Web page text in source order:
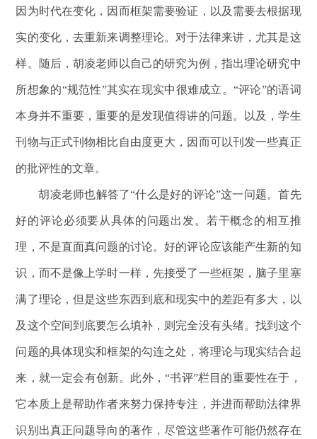
因为时代在变化，因而框架需要验证，以及需要去根据现
实的变化，去重新来调整理论。对于法律来讲，尤其是这
样。随后，胡凌老师以自己的研究为例，指出理论研究中
所想象的“规范性”其实在现实中很难成立。“评论”的语词
本身并不重要，重要的是发现值得讲的问题。以及，学生
刊物与正式刊物相比自由度更大，因而可以刊发一些真正
的批评性的文章。
胡凌老师也解答了“什么是好的评论”这一问题。首先
好的评论必须要从具体的问题出发。若干概念的相互推
理，不是直面真问题的讨论。好的评论应该能产生新的知
识，而不是像上学时一样，先接受了一些框架，脑子里塞
满了理论，但是这些东西到底和现实中的差距有多大，以
及这个空间到底要怎么填补，则完全没有头绪。找到这个
问题的具体现实和框架的勾连之处，将理论与现实结合起
来，就一定会有创新。此外，“书评”栏目的重要性在于，
它本质上是帮助作者来努力保持专注，并进而帮助法律界
识别出真正问题导向的著作，尽管这些著作可能仍然存在